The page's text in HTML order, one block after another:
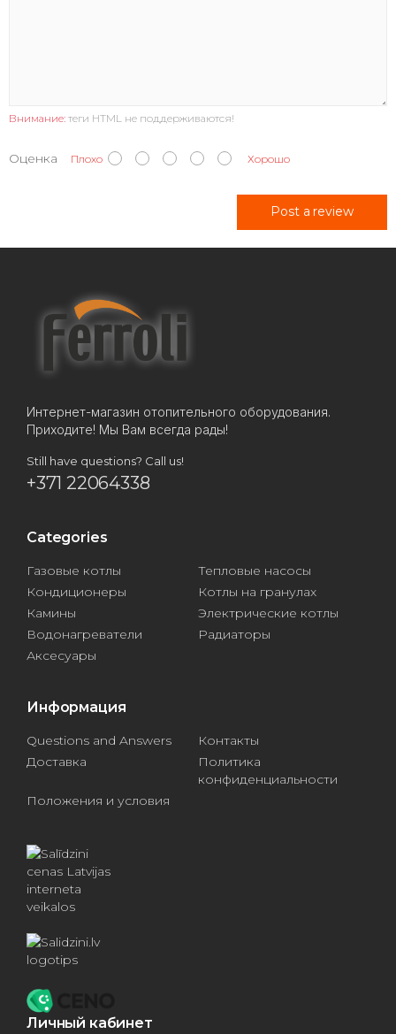
Внимание: теги HTML не поддерживаются!
Оценка Плохо Хорошо
Post a review
Интернет-магазин отопительного оборудования.
Приходите! Мы Вам всегда рады!
Still have questions? Call us!
+371 22064338
Categories
Газовые котлы
Тепловые насосы
Кондиционеры
Котлы на гранулах
Камины
Электрические котлы
Водонагреватели
Радиаторы
Аксесуары
Информация
Questions and Answers
Контакты
Доставка
Политика
конфиденциальности
Положения и условия
Личный кабинет